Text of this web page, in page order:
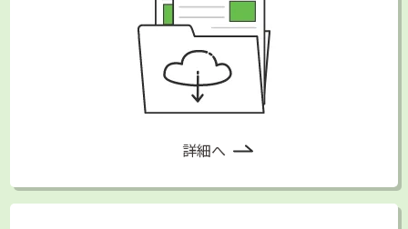
(4) 国の機関もしくは地方公共団体またはその委託を受
けた者が法令の定める事務を遂行することに対して協
力する必要がある場合であって、ユーザーの同意を得る
ことによって当該事務の遂行に支障を及ぼすおそれが
個人情報の取扱いに関する法令その他の規範の遵守
詳細へ